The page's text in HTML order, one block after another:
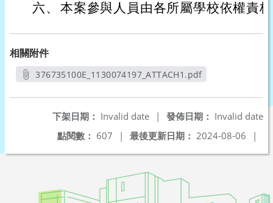
六、 本案參與人員由各所屬學校依權責
相關附件
376735100E_1130074197_ATTACH1.pdf
發佈日期： Invalid date
下架日期： Invalid date
|
最後更新日期： 2024-08-06 |
點閱數： 607 |